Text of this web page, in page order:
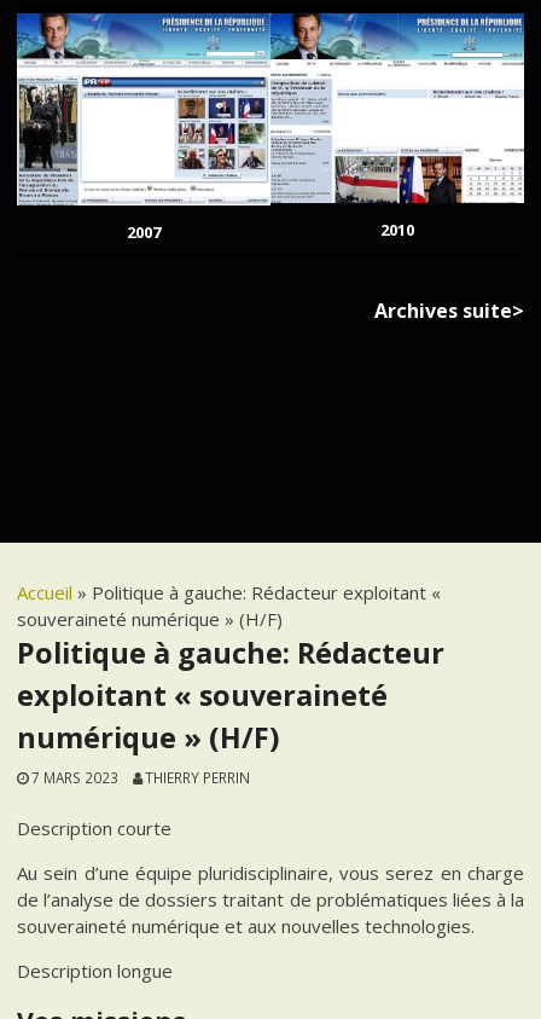
2007 2010
Archives suite>
Accueil » Politique à gauche: Rédacteur exploitant «
souveraineté numérique » (H/F)
Politique à gauche: Rédacteur
exploitant « souveraineté
numérique » (H/F)
7 MARS 2023 THIERRY PERRIN
Description courte
Au sein d’une équipe pluridisciplinaire, vous serez en charge
de l’analyse de dossiers traitant de problématiques liées à la
souveraineté numérique et aux nouvelles technologies.
Description longue